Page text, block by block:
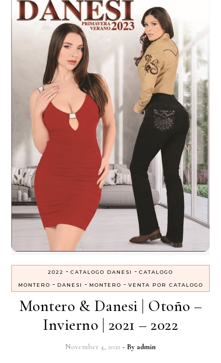
2022 - CATALOGO DANESI - CATALOGO
MONTERO - DANESI - MONTERO - VENTA POR CATALOGO
Montero & Danesi | Otoño –
Invierno | 2021 – 2022
November 4, 2021 - By admin